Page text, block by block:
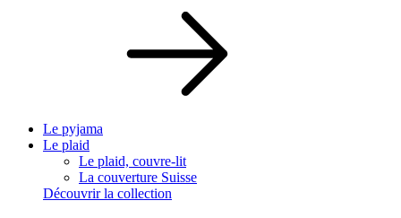
Le pyjama
Le plaid
Le plaid, couvre-lit
La couverture Suisse
Découvrir la collection